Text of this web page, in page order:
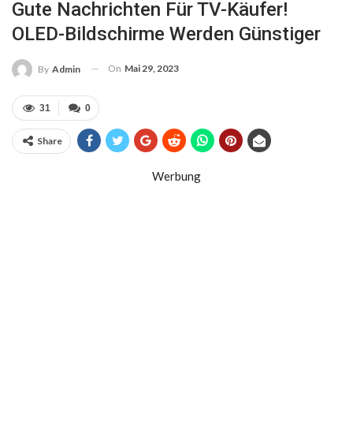
Gute Nachrichten Für TV-Käufer!
OLED-Bildschirme Werden Günstiger
By Admin On Mai 29, 2023
0
31
Share
Werbung